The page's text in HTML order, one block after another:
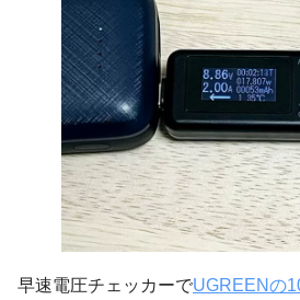
早速電圧チェッカーでUGREENの